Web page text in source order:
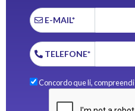
E-MAIL*
TELEFONE*
Concordo que li, compreendi